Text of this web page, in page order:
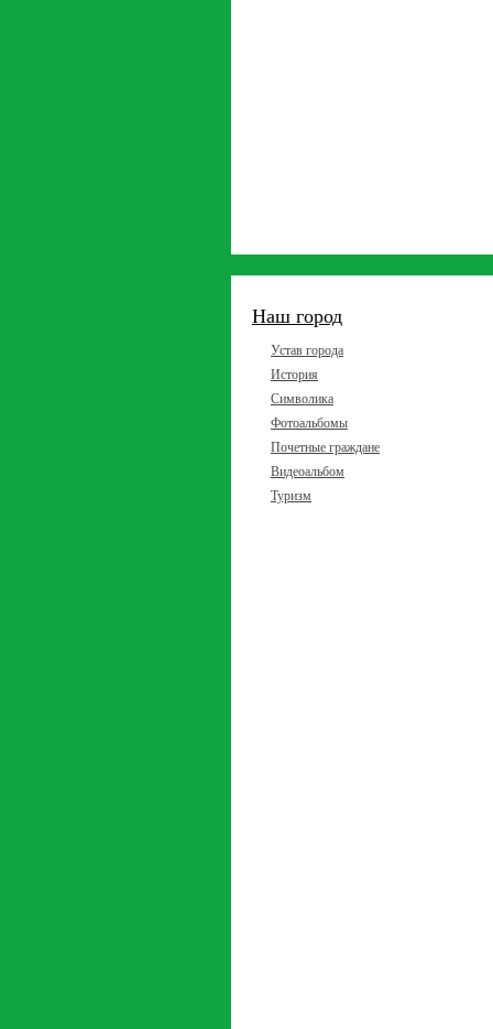
Наш город
Устав города
История
Символика
Фотоальбомы
Почетные граждане
Видеоальбом
Туризм